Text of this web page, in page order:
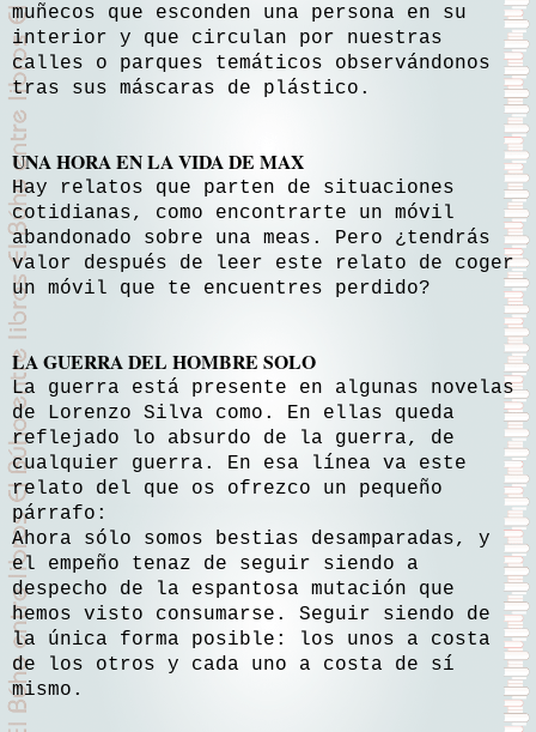
muñecos que esconden una persona en su
interior y que circulan por nuestras
calles o parques temáticos observándonos
tras sus máscaras de plástico.
UNA HORA ENLA VIDA DE MAX
Hay relatos que parten de situaciones
cotidianas, como encontrarte un móvil
abandonado sobre una meas. Pero ¿tendrás
valor después de leer este relato de coger
un móvil que te encuentres perdido?
LA GUERRA DEL HOMBRE SOLO
La guerra está presente en algunas novelas
de Lorenzo Silva como. En ellas queda
reflejado lo absurdo de la guerra, de
cualquier guerra. En esa línea va este
relato del que os ofrezco un pequeño
párrafo:
Ahora sólo somos bestias desamparadas, y
el empeño tenaz de seguir siendo a
despecho de la espantosa mutación que
hemos visto consumarse. Seguir siendo de
la única forma posible: los unos a costa
de los otros y cada uno a costa de sí
mismo.